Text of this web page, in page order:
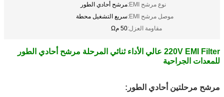
نوع مرشح EMI:
مرشح أحادي الطور
موصل مرشح EMI:
سريع التشغيل محطة
مقاومة العزل:50 مΩ
220V EMI Filter عالي الأداء ثنائي المرحلة مرشح أحادي الطور
للمعدات الجراحية
مرشح مرحلتين أحادي الطور: